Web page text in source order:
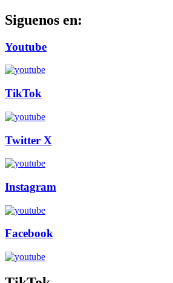
Siguenos en:
Youtube
TikTok
Twitter X
Instagram
Facebook